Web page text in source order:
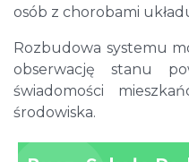
osób z chorobami
Rozbudowa systemu
obserwację stanu
świadomości
środowiska.